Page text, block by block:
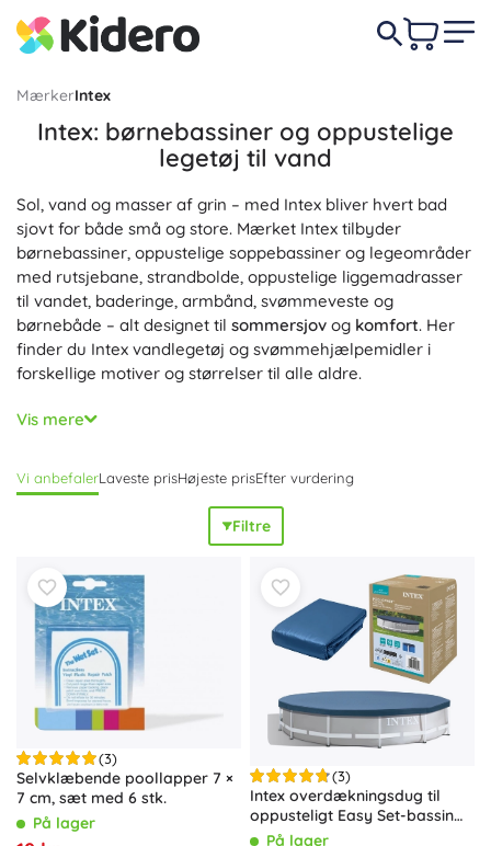
MærkerIntex
Intex: børnebassiner og oppustelige
legetøj til vand
Sol, vand og masser af grin – med Intex bliver hvert bad
sjovt for både små og store. Mærket Intex tilbyder
børnebassiner, oppustelige soppebassiner og legeområder
med rutsjebane, strandbolde, oppustelige liggemadrasser
til vandet, baderinge, armbånd, svømmeveste og
børnebåde – alt designet til sommersjov og komfort. Her
finder du Intex vandlegetøj og svømmehjælpemidler i
forskellige motiver og størrelser til alle aldre.
Førsteprioritet er
bruger holdbar vinyl, forstærkede samlinger og
konstruktion for øgetstabilitetog behagelig opdrift. Glatte
kanter, behagelige overflader og klare farver bidrager til
, så Intex børnebassiner, baderinge og armbånd
sidder godt og kan klare hyppig leg ved vandet. Du vil også
sætte pris på den
: hurtig oppustning med
hånd-, fod- eller elektrisk pumpe fra Intex, enkel tømning
og kompakt opbevaring. Udvalgte modeller leveres med
reparationslap, og der findes også praktisk Intex-tilbehør.
Vælg et Intex børnebassin, en oppustelig badering,
armbånd, en liggemadras eller andet vandlegetøj, der
passer præcist til barnets alder og færdigheder, og nyd en
bekymringsfri sommer ved vandet.
Vis mere
Vi anbefalerLaveste prisHøjeste prisEfter vurdering
Filtre
(3)
Selvklæbende poollapper 7 ×
7 cm, sæt med 6 stk.
På lager
(3)
Intex overdækningsdug til
oppusteligt Easy Set-bassin
366 cm
På lager